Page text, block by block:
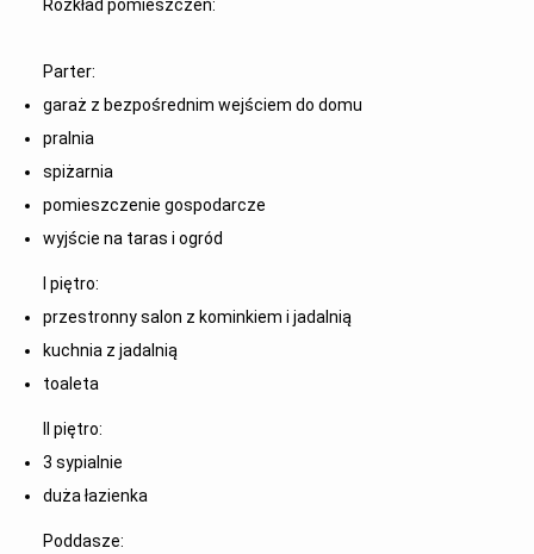
Rozkład pomieszczeń:
Parter:
garaż z bezpośrednim wejściem do domu
pralnia
spiżarnia
pomieszczenie gospodarcze
wyjście na taras i ogród
I piętro:
przestronny salon z kominkiem i jadalnią
kuchnia z jadalnią
toaleta
II piętro:
3 sypialnie
duża łazienka
Poddasze: